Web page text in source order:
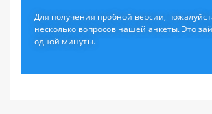
или войдите с
Для получения пробной версии,
несколько вопросов нашей анкеты. Это
одной минуты.